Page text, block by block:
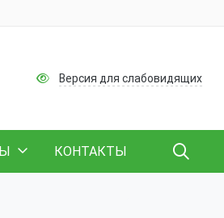
Версия для слабовидящих
КОНТАКТЫ